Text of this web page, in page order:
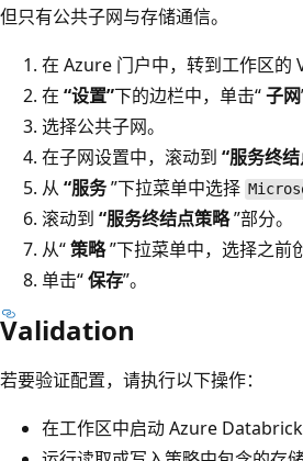
但只有公共子网与存储通信。
在 Azure 门户中，转到工作区的
在 “设置”下的边栏中，单击“子网
选择公共子网。
在子网设置中，滚动到 “服务终
从 “服务”下拉菜单中选择
滚动到 “服务终结点策略”部分。
从“策略”下拉菜单中，选择之前
单击“保存”。
Validation
若要验证配置，请执行以下操作：
在工作区中启动 Azure